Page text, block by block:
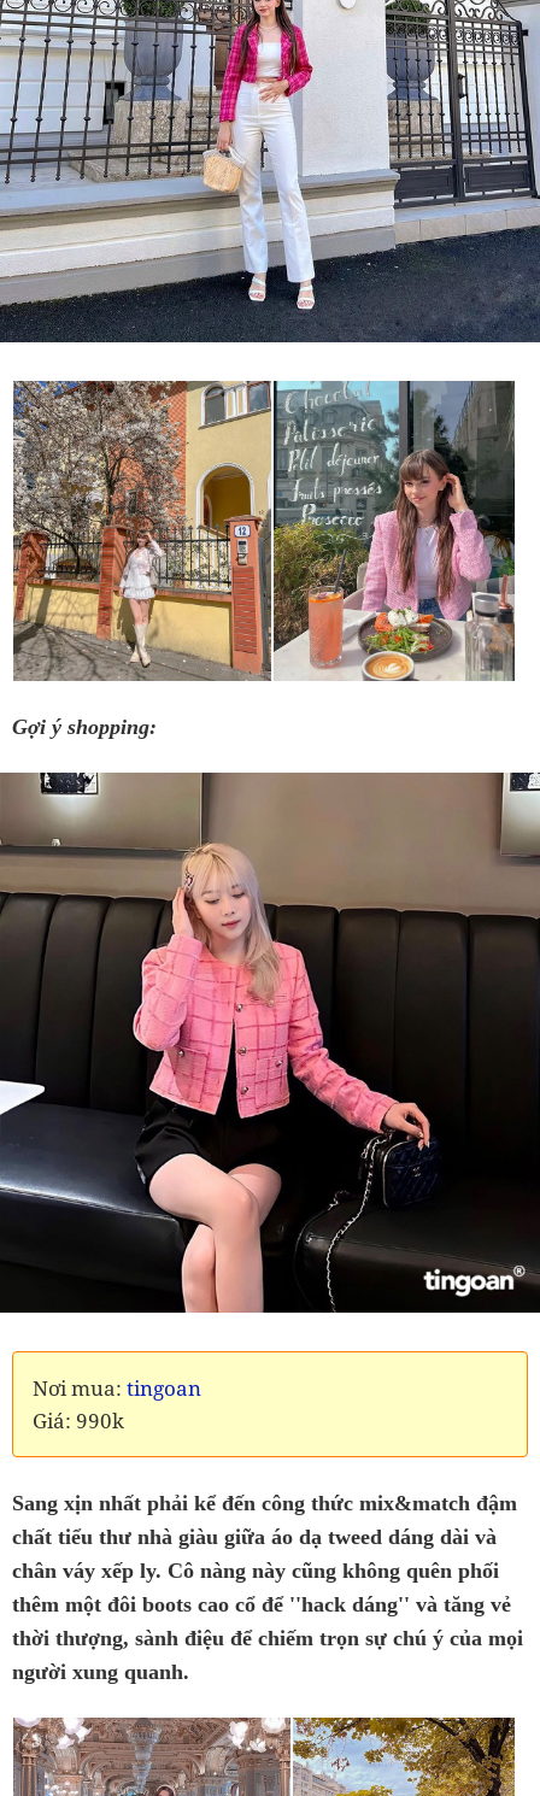
Gợi ý shopping:
Nơi mua: tingoan
Giá: 990k
Sang xịn nhất phải kể đến công thức mix&match đậm
chất tiểu thư nhà giàu giữa áo dạ tweed dáng dài và
chân váy xếp ly. Cô nàng này cũng không quên phối
thêm một đôi boots cao cổ để ''hack dáng'' và tăng vẻ
thời thượng, sành điệu để chiếm trọn sự chú ý của mọi
người xung quanh.